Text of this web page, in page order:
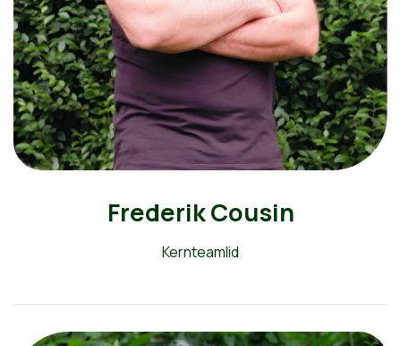
Frederik Cousin
Kernteamlid